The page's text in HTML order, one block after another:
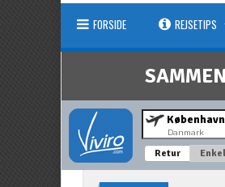
FORSIDE REJSETIPS
Danmark
Retur